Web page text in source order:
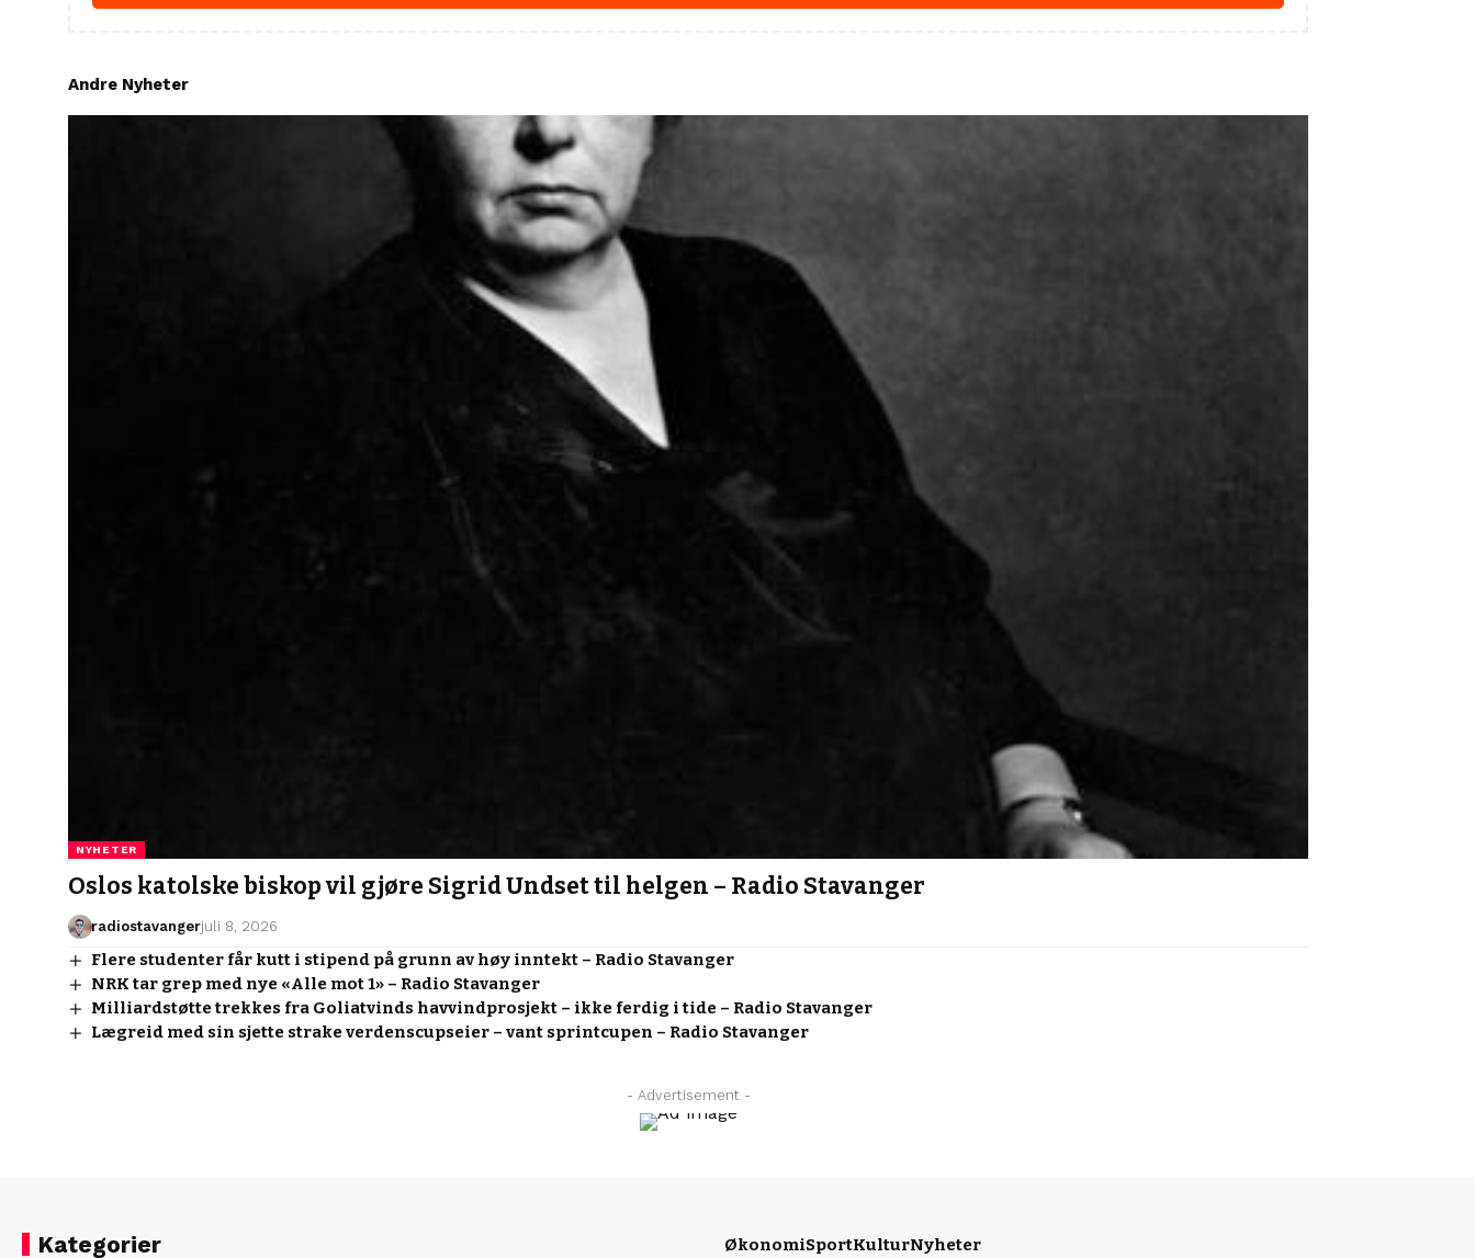
Andre Nyheter
NYHETER
Oslos katolske biskop vil gjøre Sigrid Undset til helgen – Radio Stavanger
radiostavangerjuli 8, 2026
Flere studenter får kutt i stipend på grunn av høy inntekt – Radio Stavanger
NRK tar grep med nye «Alle mot 1» – Radio Stavanger
Milliardstøtte trekkes fra Goliatvinds havvindprosjekt – ikke ferdig i tide – Radio Stavanger
Lægreid med sin sjette strake verdenscupseier – vant sprintcupen – Radio Stavanger
- Advertisement -
Kategorier ØkonomiSportKulturNyheter